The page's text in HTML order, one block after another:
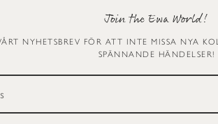
Join the Ewa World!
NYHETSBREV FÖR ATT INTE MISSA NYA
SPÄNNANDE HÄNDELSER!